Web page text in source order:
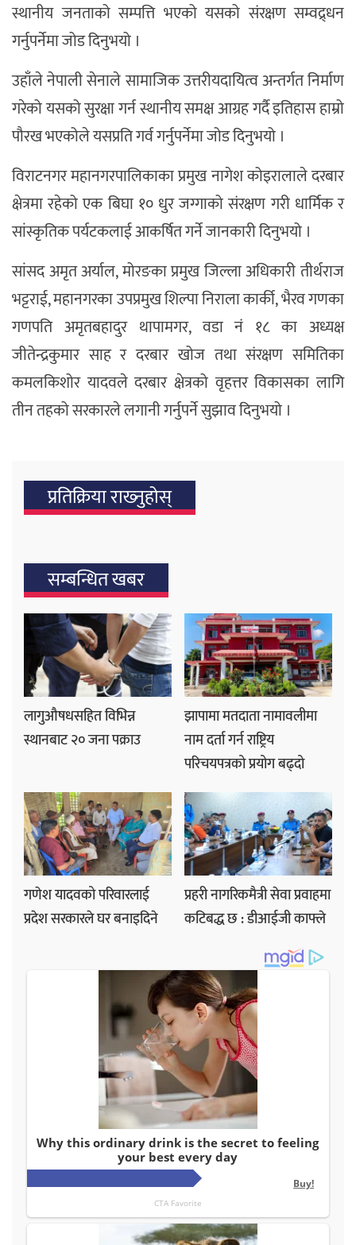
स्थानीय जनताको सम्पत्ति भएको यसको संरक्षण सम्वद्र्धन
गर्नुपर्नेमा जोड दिनुभयो ।
उहाँले नेपाली सेनाले सामाजिक उत्तरीयदायित्व अन्तर्गत निर्माण
गरेको यसको सुरक्षा गर्न स्थानीय समक्ष आग्रह गर्दै इतिहास हाम्रो
पौरख भएकोले यसप्रति गर्व गर्नुपर्नेमा जोड दिनुभयो ।
विराटनगर महानगरपालिकाका प्रमुख नागेश कोइरालाले दरबार
क्षेत्रमा रहेको एक बिघा १० धुर जग्गाको संरक्षण गरी धार्मिक र
सांस्कृतिक पर्यटकलाई आकर्षित गर्ने जानकारी दिनुभयो ।
सांसद अमृत अर्याल, मोरङका प्रमुख जिल्ला अधिकारी तीर्थराज
भट्टराई, महानगरका उपप्रमुख शिल्पा निराला कार्की, भैरव गणका
गणपति अमृतबहादुर थापामगर, वडा नं १८ का अध्यक्ष
जीतेन्द्रकुमार साह र दरबार खोज तथा संरक्षण समितिका
कमलकिशोर यादवले दरबार क्षेत्रको वृहत्तर विकासका लागि
तीन तहको सरकारले लगानी गर्नुपर्ने सुझाव दिनुभयो ।
प्रतिक्रिया राख्‍नुहोस्
सम्बन्धित खबर
लागुऔषधसहित विभिन्न
स्थानबाट २० जना पक्राउ
झापामा मतदाता नामावलीमा
नाम दर्ता गर्न राष्ट्रिय
परिचयपत्रको प्रयोग बढ्दो
गणेश यादवको परिवारलाई
प्रदेश सरकारले घर बनाइदिने
प्रहरी नागरिकमैत्री सेवा प्रवाहमा
कटिबद्ध छ : डीआईजी काफ्ले